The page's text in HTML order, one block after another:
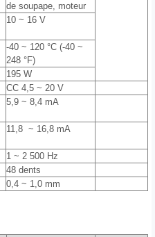
de soupape, moteur
10 ~ 16 V
-40 ~ 120 °C (-40 ~
248 °F)
195 W
CC 4,5 ~ 20 V
5,9 ~ 8,4 mA
11,8 ~ 16,8 mA
1 ~ 2 500 Hz
48 dents
0,4 ~ 1,0 mm